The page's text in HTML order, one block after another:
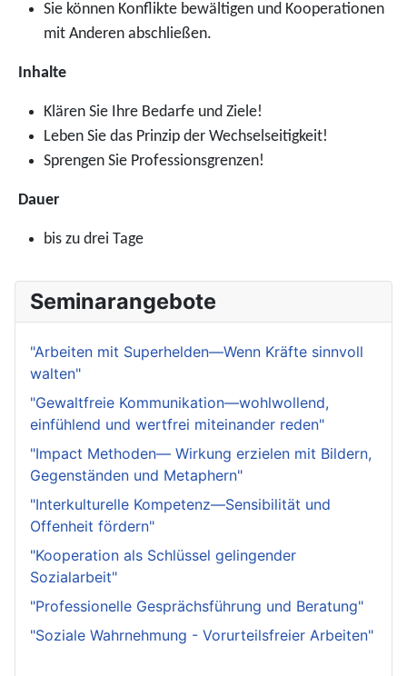
Sie können Konflikte bewältigen und Kooperationen
mit Anderen abschließen.
Inhalte
Klären Sie Ihre Bedarfe und Ziele!
Leben Sie das Prinzip der Wechselseitigkeit!
Sprengen Sie Professionsgrenzen!
Dauer
bis zu drei Tage
Seminarangebote
"Arbeiten mit Superhelden—Wenn Kräfte sinnvoll
walten"
"Gewaltfreie Kommunikation—wohlwollend,
einfühlend und wertfrei miteinander reden"
"Impact Methoden— Wirkung erzielen mit Bildern,
Gegenständen und Metaphern"
"Interkulturelle Kompetenz—Sensibilität und
Offenheit fördern"
"Kooperation als Schlüssel gelingender
Sozialarbeit"
"Professionelle Gesprächsführung und Beratung"
"Soziale Wahrnehmung - Vorurteilsfreier Arbeiten"